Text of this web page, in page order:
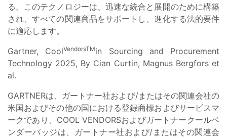
る。このテクノロジーは、迅速な統合と展開のために構築
され、すべての関連商品をサポートし、進化する法的要件
に適応します。
Gartner, CoolVendorsTMin Sourcing and Procurement
Technology 2025, By Cian Curtin, Magnus Bergfors et
al.
GARTNERは、ガートナー社および/またはその関連会社の
米国およびその他の国における登録商標およびサービスマ
ークであり、COOL VENDORSおよびガートナークールベ
ンダーバッジは、ガートナー社および/またはその関連会